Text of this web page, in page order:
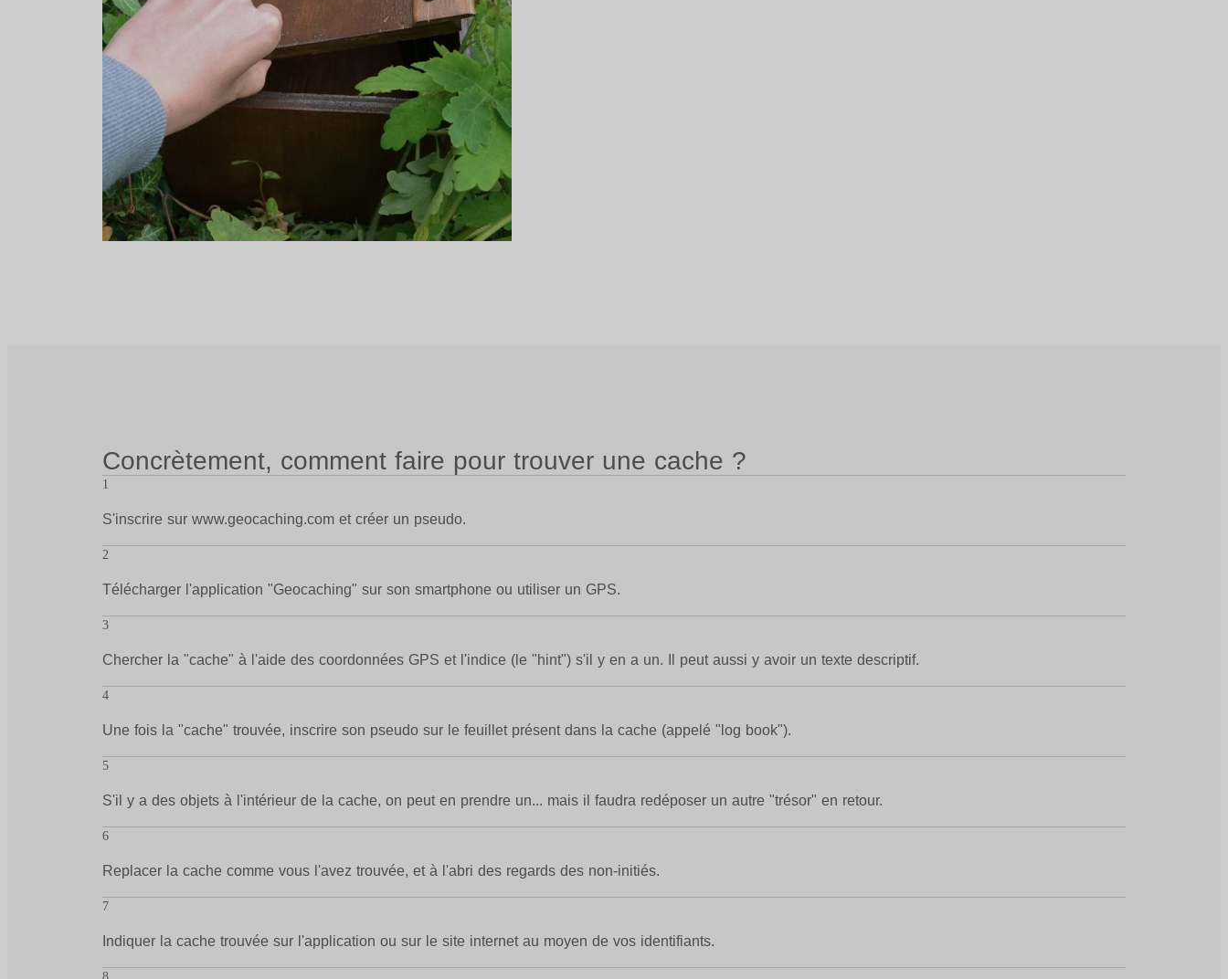
Concrètement, comment faire pour trouver une cache ?
1
S'inscrire sur www.geocaching.com et créer un pseudo.
2
Télécharger l'application "Geocaching" sur son smartphone ou utiliser un GPS.
3
Chercher la "cache" à l'aide des coordonnées GPS et l'indice (le "hint") s'il y en a un. Il peut aussi y avoir un texte descriptif.
4
Une fois la "cache" trouvée, inscrire son pseudo sur le feuillet présent dans la cache (appelé "log book").
5
S'il y a des objets à l'intérieur de la cache, on peut en prendre un... mais il faudra redéposer un autre "trésor" en retour.
6
Replacer la cache comme vous l'avez trouvée, et à l'abri des regards des non-initiés.
7
Indiquer la cache trouvée sur l'application ou sur le site internet au moyen de vos identifiants.